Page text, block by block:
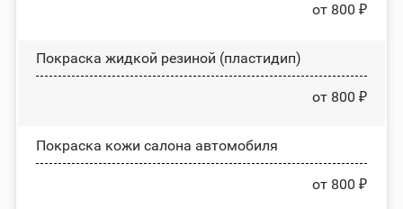
от 800 ₽
Покраска жидкой резиной (пластидип)
от 800 ₽
Покраска кожи салона автомобиля
от 800 ₽